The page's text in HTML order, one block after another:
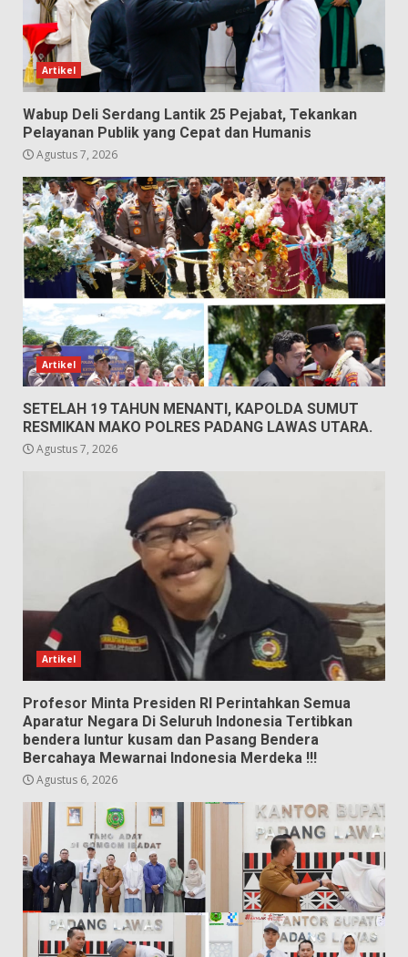
Artikel
Wabup Deli Serdang Lantik 25 Pejabat, Tekankan
Pelayanan Publik yang Cepat dan Humanis
Agustus 7, 2026
Artikel
SETELAH 19 TAHUN MENANTI, KAPOLDA SUMUT
RESMIKAN MAKO POLRES PADANG LAWAS UTARA.
Agustus 7, 2026
Artikel
Profesor Minta Presiden RI Perintahkan Semua
Aparatur Negara Di Seluruh Indonesia Tertibkan
bendera luntur kusam dan Pasang Bendera
Bercahaya Mewarnai Indonesia Merdeka !!!
Agustus 6, 2026